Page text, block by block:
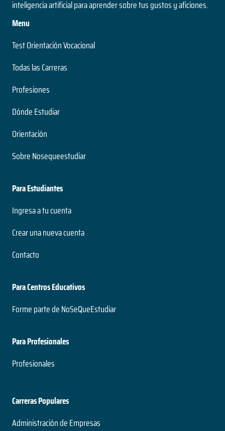
inteligencia artificial para aprender sobre tus gustos y aficiones.
Menu
Test Orientación Vocacional
Todas las Carreras
Profesiones
Dónde Estudiar
Orientación
Sobre Nosequeestudiar
Para Estudiantes
Ingresa a tu cuenta
Crear una nueva cuenta
Contacto
Para Centros Educativos
Forme parte de NoSeQueEstudiar
Para Profesionales
Profesionales
Carreras Populares
Administración de Empresas